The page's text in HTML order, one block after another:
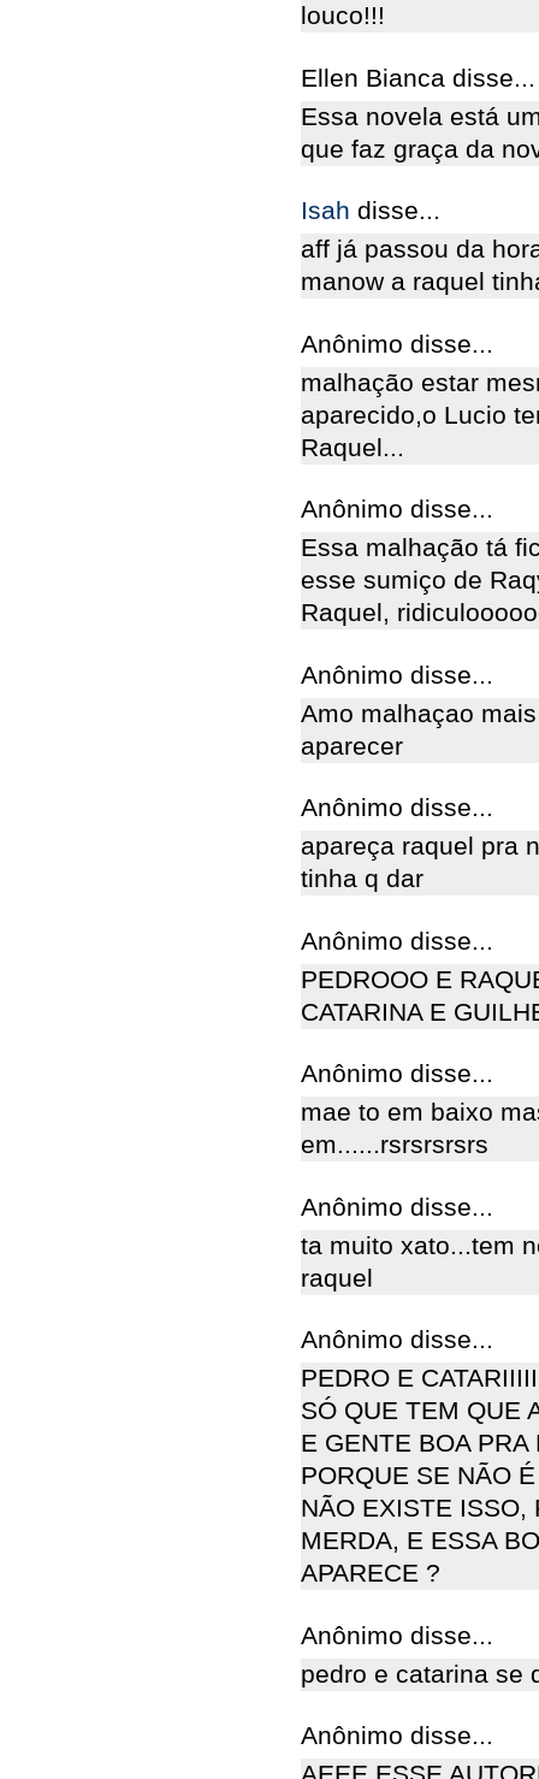
louco!!!
Ellen Bianca disse...
Essa novela está
que faz graça da
Isah disse...
aff já passou da
manow a raquel
Anônimo disse...
malhação estar
aparecido,o Lucio
Raquel...
Anônimo disse...
Essa malhação tá
esse sumiço de
Raquel,
Anônimo disse...
Amo malhaçao
aparecer
Anônimo disse...
apareça raquel pra
tinha q dar
Anônimo disse...
PEDROOO E
CATARINA E
Anônimo disse...
mae to em baixo
em......rsrsrsrsrs
Anônimo disse...
ta muito xato...tem
raquel
Anônimo disse...
PEDRO E
SÓ QUE TEM QUE
E GENTE BOA
PORQUE SE NÃO
NÃO EXISTE ISSO,
MERDA, E ESSA
APARECE ?
Anônimo disse...
pedro e catarina se
Anônimo disse...